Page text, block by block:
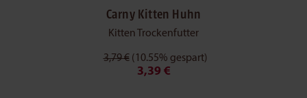
Carny Kitten Huhn
Kitten Trockenfutter
3,79 € (10.55% gespart)
3,39 €